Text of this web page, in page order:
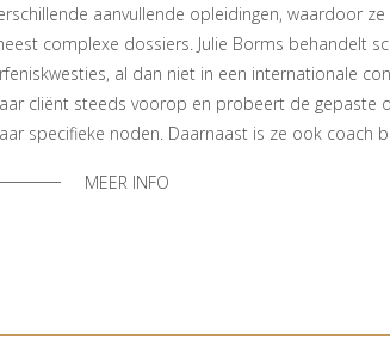
aanvullende opleidingen, waardoor
complexe dossiers. Julie Borms behandelt
al dan niet in een internationale
cliënt steeds voorop en probeert de gepaste
specifieke noden. Daarnaast is ze ook coach
MEER INFO